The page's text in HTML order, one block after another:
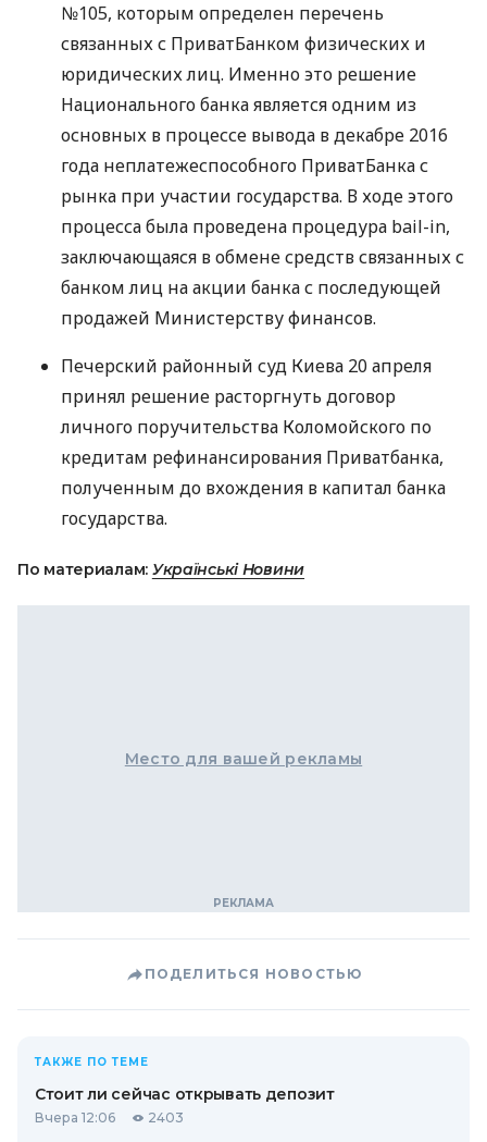
№105, которым определен перечень
связанных с ПриватБанком физических и
юридических лиц. Именно это решение
Национального банка является одним из
основных в процессе вывода в декабре 2016
года неплатежеспособного ПриватБанка с
рынка при участии государства. В ходе этого
процесса была проведена процедура bail-in,
заключающаяся в обмене средств связанных с
банком лиц на акции банка с последующей
продажей Министерству финансов.
Печерский районный суд Киева 20 апреля
принял решение расторгнуть договор
личного поручительства Коломойского по
кредитам рефинансирования Приватбанка,
полученным до вхождения в капитал банка
государства.
По материалам: Українські Новини
Место для вашей рекламы
ПОДЕЛИТЬСЯ НОВОСТЬЮ
ТАКЖЕ ПО ТЕМЕ
Стоит ли сейчас открывать депозит
Вчера 12:06 2403